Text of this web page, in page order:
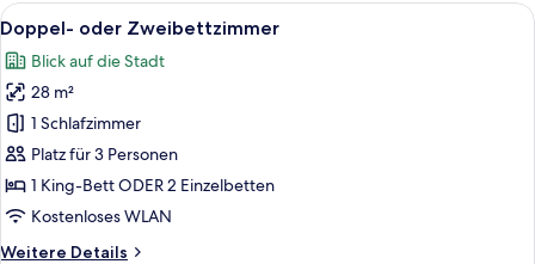
Alle
Fotos
für
Doppel-
oder
Zweibettzimmer
anzeigen
Ein modernes Hotelzimmer mit
11
Doppel- oder Zweibettzimmer
Blick auf die Stadt
28 m²
1 Schlafzimmer
Platz für 3 Personen
1 King-Bett ODER 2 Einzelbetten
Kostenloses WLAN
Weitere Details
Weitere